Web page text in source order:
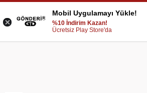
Mobil Uygulamayı Yükle!
%10 İndirim Kazan!
Ücretsiz Play Store'da